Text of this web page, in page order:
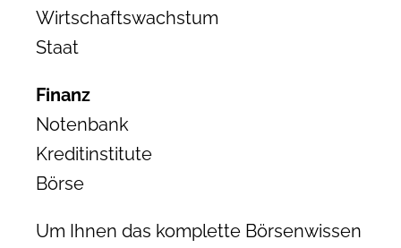
Wirtschaftswachstum
Staat
Finanz
Notenbank
Kreditinstitute
Börse
Um Ihnen das komplette Börsenwissen